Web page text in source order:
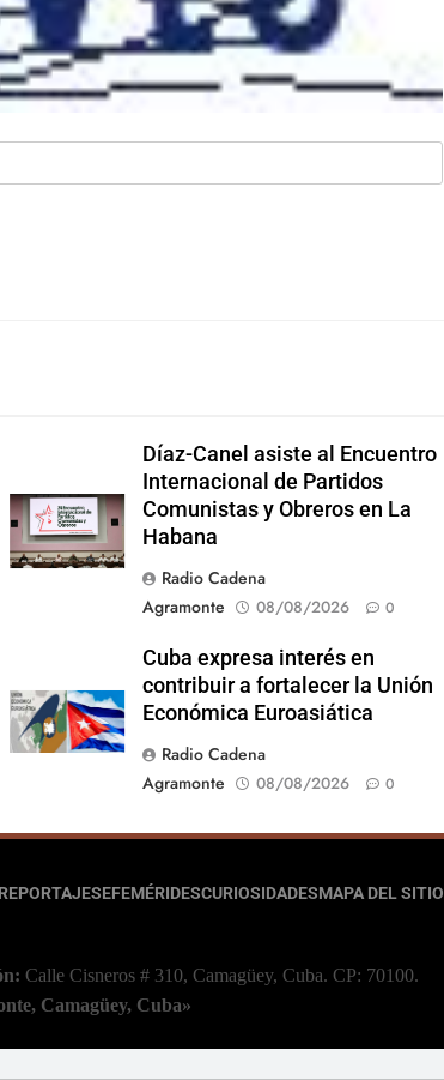
Díaz-Canel asiste al Encuentro
Internacional de Partidos
Comunistas y Obreros en La
Habana
Radio Cadena
Agramonte
08/08/2026 0
Cuba expresa interés en
contribuir a fortalecer la Unión
Económica Euroasiática
Radio Cadena
Agramonte
08/08/2026 0
EFEMÉRIDESCURIOSIDADESMAPA DEL SITIO
Calle Cisneros # 310, Camagüey, Cuba. CP: 70100.
Camagüey, Cuba»